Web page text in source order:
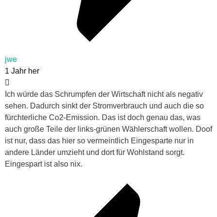
jwe
1 Jahr her
Ich würde das Schrumpfen der Wirtschaft nicht als negativ
sehen. Dadurch sinkt der Stromverbrauch und auch die so
fürchterliche Co2-Emission. Das ist doch genau das, was
auch große Teile der links-grünen Wählerschaft wollen. Doof
ist nur, dass das hier so vermeintlich Eingesparte nur in
andere Länder umzieht und dort für Wohlstand sorgt.
Eingespart ist also nix.